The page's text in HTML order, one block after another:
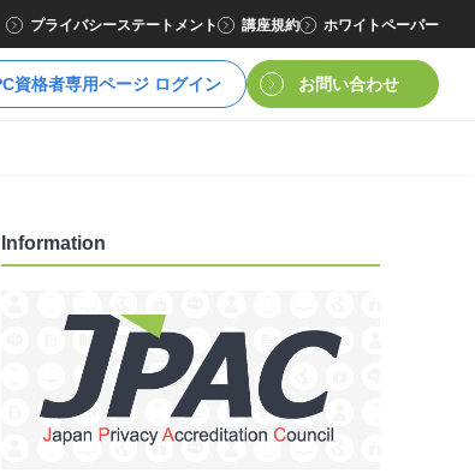
プライバシーステートメント 講座規約 ホワイトペーパー
資格者専用ページ ログイン お問い合わせ
Information